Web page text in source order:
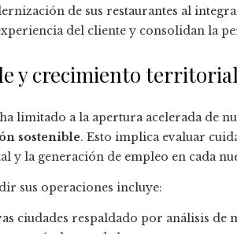
de sus restaurantes al
del cliente y consolidan la
y crecimiento territorial
limitado a la apertura acelerada de
sostenible. Esto implica evaluar
y la generación de empleo en cada
sus operaciones incluye:
ciudades respaldado por análisis de